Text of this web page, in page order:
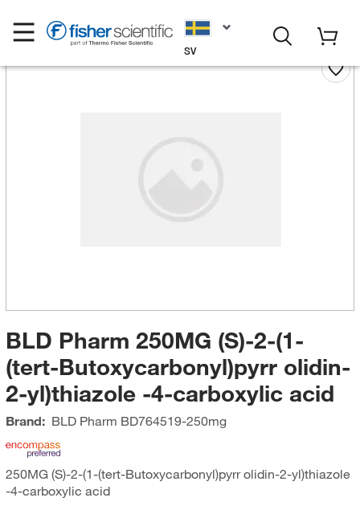
SV
BLD Pharm 250MG (S)-2-(1-
(tert-Butoxycarbonyl)pyrr olidin-
2-yl)thiazole -4-carboxylic acid
Brand: BLD Pharm BD764519-250mg
250MG (S)-2-(1-(tert-Butoxycarbonyl)pyrr olidin-2-yl)thiazole
-4-carboxylic acid